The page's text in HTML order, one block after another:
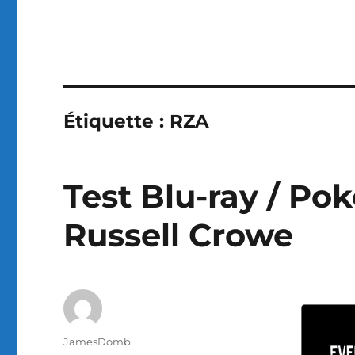
Étiquette : RZA
Test Blu-ray /
Russell Crowe
Auteur
JamesDomb